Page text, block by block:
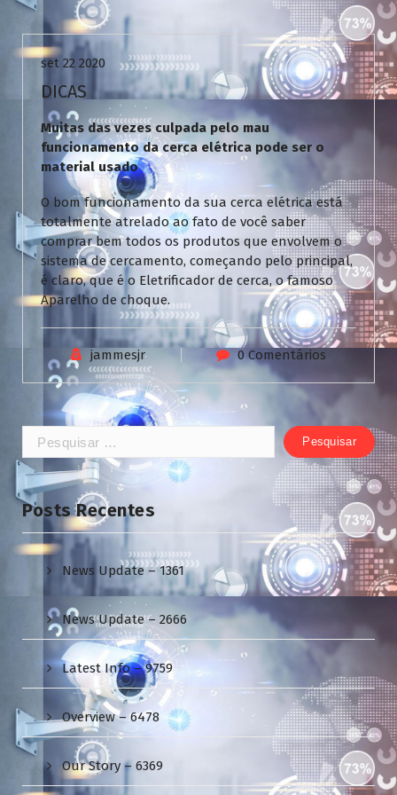
Uncategorized
set 22 2020
DICAS
Muitas das vezes culpada pelo mau
funcionamento da cerca elétrica pode ser o
material usado
O bom funcionamento da sua cerca elétrica está
totalmente atrelado ao fato de você saber
comprar bem todos os produtos que envolvem o
sistema de cercamento, começando pelo principal,
é claro, que é o Eletrificador de cerca, o famoso
Aparelho de choque.
jammesjr 0 Comentários
Pesquisar
por:
Posts Recentes
News Update – 1361
News Update – 2666
Latest Info – 9759
Overview – 6478
Our Story – 6369